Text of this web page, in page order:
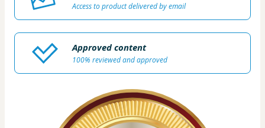
Access to product delivered by email
Approved content
100% reviewed and approved